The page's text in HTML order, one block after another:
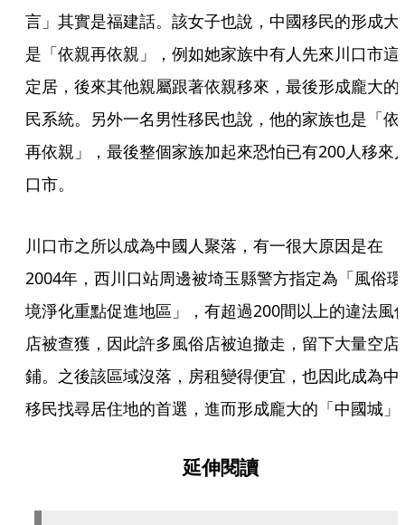
言」其實是福建話。該女子也說，中國移民的形成大
是「依親再依親」，例如她家族中有人先來川口市這
定居，後來其他親屬跟著依親移來，最後形成龐大的
民系統。另外一名男性移民也說，他的家族也是「依
再依親」，最後整個家族加起來恐怕已有200人移來
口市。
川口市之所以成為中國人聚落，有一很大原因是在
2004年，西川口站周邊被埼玉縣警方指定為「風俗環
境淨化重點促進地區」，有超過200間以上的違法風
店被查獲，因此許多風俗店被迫撤走，留下大量空店
鋪。之後該區域沒落，房租變得便宜，也因此成為中
移民找尋居住地的首選，進而形成龐大的「中國城」
延伸閱讀